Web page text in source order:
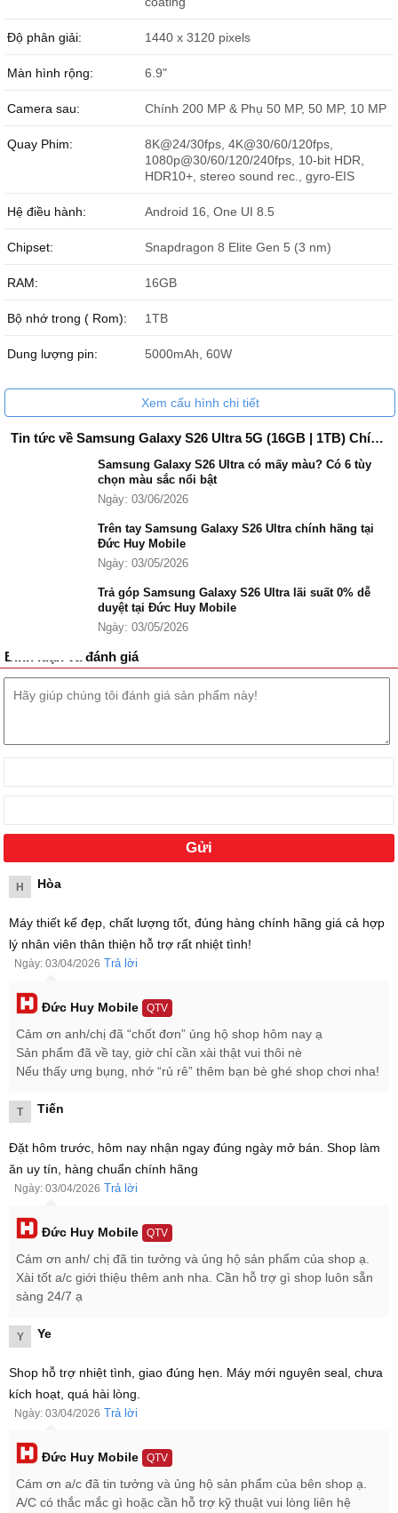
Đặc điểm nổi bật của Samsung Galaxy S26 Ultra 5G 1TB
Hiệu năng mạnh mẽ với Snapdragon 8 Elite Gen 5 (3 nm)
xung nhịp tối đa lên tới 4.74 GHz
Dung lượng lưu trữ 1TB chuẩn UFS 4.0 kết hợp cùng 16GB
Thiết kế khung viền Nhôm cao cấp, độ mỏng chỉ 7.9 mm và
trọng lượng nhẹ 214g
Màn hình kính cường lực Corning Gorilla Armor 2 tích hợp lớp
phủ chống phản xạ DX anti-reflective coating
Camera chính 200 MP, camera tiềm vọng 50 MP (5x zoom) và
góc siêu rộng nâng cấp lên 50 MP
Chạy Android 16 với cam kết 7 năm cập nhật hệ điều hành
Công suất sạc được nâng cấp lên 60W, nạp 75% pin chỉ trong
Samsung Galaxy S26 Ultra 5G 1TB ra mắt khi nào?
Chính thức, Samsung Galaxy S26 Ultra 5G được ra mắt vào ngày
Sau đó, Samsung Galaxy S26 Ultra 5G 1TB sẽ chính thức được
trường, có thể trong đó có Việt Nam.
Samsung Galaxy S26 Ultra 5G 1TB có giá là36.999.000 ₫cho
phiên bản cấu hình bộ nhớ cao cấp nhất 16GB RAM và 1TB ROM,
đi kèm chính sách bảo hành 12 tháng chính hãng của Samsung.
Bảng giá Samsung Galaxy S26 Ultra 1TB mới nhất 2026
Dung lượng
Giá bán
Samsung Galaxy S26 Ultra 1TB
36.999.000 ₫
Độ phân giải: 1440 x 3120 pixels
Màn hình rộng: 6.9"
Camera sau: Chính 200 MP & Phụ 50 MP, 50 MP, 10 MP
Quay Phim:
8K@24/30fps, 4K@30/60/120fps,
1080p@30/60/120/240fps, 10-bit HDR,
HDR10+, stereo sound rec., gyro-EIS
Hệ điều hành: Android 16, One UI 8.5
Chipset: Snapdragon 8 Elite Gen 5 (3 nm)
RAM: 16GB
Bộ nhớ trong ( Rom): 1TB
Dung lượng pin: 5000mAh, 60W
Xem cấu hình chi tiết
Tin tức về Samsung Galaxy S26 Ultra 5G (16GB | 1TB) Chính Hãng
Samsung Galaxy S26 Ultra có mấy màu? Có 6 tùy
chọn màu sắc nổi bật
Ngày: 03/06/2026
Trên tay Samsung Galaxy S26 Ultra chính hãng tại
Đức Huy Mobile
Ngày: 03/05/2026
Trả góp Samsung Galaxy S26 Ultra lãi suất 0% dễ
duyệt tại Đức Huy Mobile
Ngày: 03/05/2026
Bình luận và đánh giá
H Hòa
Máy thiết kế đẹp, chất lượng tốt, đúng hàng chính hãng giá cả hợp
lý nhân viên thân thiện hỗ trợ rất nhiệt tình!
Ngày: 03/04/2026 Trả lời
Đức Huy Mobile QTV
Cảm ơn anh/chị đã “chốt đơn” ủng hộ shop hôm nay ạ
Sản phẩm đã về tay, giờ chỉ cần xài thật vui thôi nè
Nếu thấy ưng bụng, nhớ “rủ rê” thêm bạn bè ghé shop chơi nha!
T Tiến
Đặt hôm trước, hôm nay nhận ngay đúng ngày mở bán. Shop làm
ăn uy tín, hàng chuẩn chính hãng
Ngày: 03/04/2026 Trả lời
Đức Huy Mobile QTV
Cám ơn anh/ chị đã tin tưởng và ủng hộ sản phẩm của shop ạ.
Xài tốt a/c giới thiệu thêm anh nha. Cần hỗ trợ gì shop luôn sẵn
sàng 24/7 ạ
Y Ye
Shop hỗ trợ nhiệt tình, giao đúng hẹn. Máy mới nguyên seal, chưa
kích hoạt, quá hài lòng.
Ngày: 03/04/2026 Trả lời
Đức Huy Mobile QTV
Cám ơn a/c đã tin tưởng và ủng hộ sản phẩm của bên shop ạ.
A/C có thắc mắc gì hoặc cần hỗ trợ kỹ thuật vui lòng liên hệ